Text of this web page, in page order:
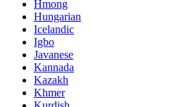
Hmong
Hungarian
Icelandic
Igbo
Javanese
Kannada
Kazakh
Khmer